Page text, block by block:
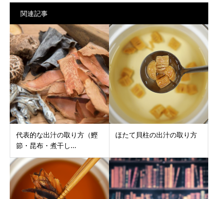
関連記事
代表的な出汁の取り方（鰹
節・昆布・煮干し...
ほたて貝柱の出汁の取り方